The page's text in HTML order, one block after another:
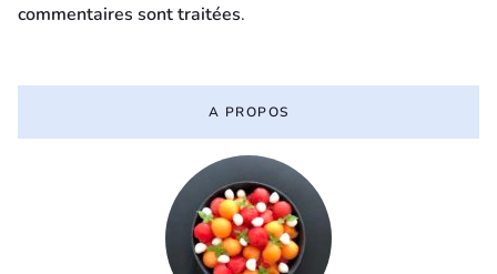
commentaires sont traitées.
A PROPOS